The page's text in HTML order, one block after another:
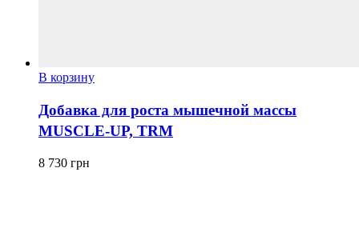
В корзину
Добавка для роста мышечной массы
MUSCLE-UP, TRM
8 730 грн